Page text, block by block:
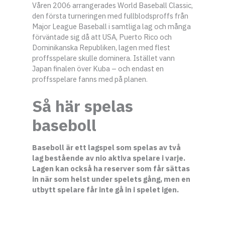
Våren 2006 arrangerades World Baseball Classic,
den första turneringen med fullblodsproffs från
Major League Baseball i samtliga lag och många
förväntade sig då att USA, Puerto Rico och
Dominikanska Republiken, lagen med flest
proffsspelare skulle dominera. Istället vann
Japan finalen över Kuba – och endast en
proffsspelare fanns med på planen.
Så här spelas
baseboll
Baseboll är ett lagspel som spelas av två
lag bestående av nio aktiva spelare i varje.
Lagen kan också ha reserver som får sättas
in när som helst under spelets gång, men en
utbytt spelare får inte gå in i spelet igen.